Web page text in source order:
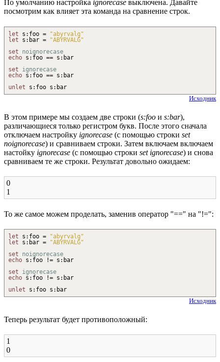
По умолчанию настройка ignorecase выключена. Давайте
посмотрим как влияет эта команда на сравнение строк.
let s : foo =
"abyrvalg"
let s : bar =
"ABYRVALG"
set
noignorecase
echo s : foo == s : bar
set
ignorecase
echo s : foo == s : bar
unlet s : foo s : bar
Исходник
В этом примере мы создаем две строки (s:foo и s:bar),
различающиеся только регистром букв. После этого сначала
отключаем настройку ignorecase (с помощью строки set
noignorecase) и сравниваем строки. Затем включаем включаем
настойку ignorecase (с помощью строки set ignorecase) и снова
сравниваем те же строки. Результат довольно ожидаем:
0
1
То же самое можем проделать, заменив оператор "==" на "!=":
let s : foo =
"abyrvalg"
let s : bar =
"ABYRVALG"
set
noignorecase
echo s : foo != s : bar
set
ignorecase
echo s : foo != s : bar
unlet s : foo s : bar
Исходник
Теперь результат будет противоположный:
1
0